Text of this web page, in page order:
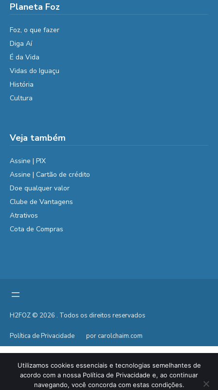
Planeta Foz
Foz, o que fazer
Diga Aí
É da Vida
Vidas do Iguaçu
História
Cultura
Veja também
Assine | PIX
Assine | Cartão de crédito
Doe qualquer valor
Clube de Vantagens
Atrativos
Cota de Compras
H2FOZ © 2026 . Todos os direitos reservados
Política de Privacidade por carolchaim.com
Utilizamos cookies essenciais e tecnologias semelhantes de
acordo com a nossa Política de Privacidade e, ao continuar
navegando, você concorda com estas condições.